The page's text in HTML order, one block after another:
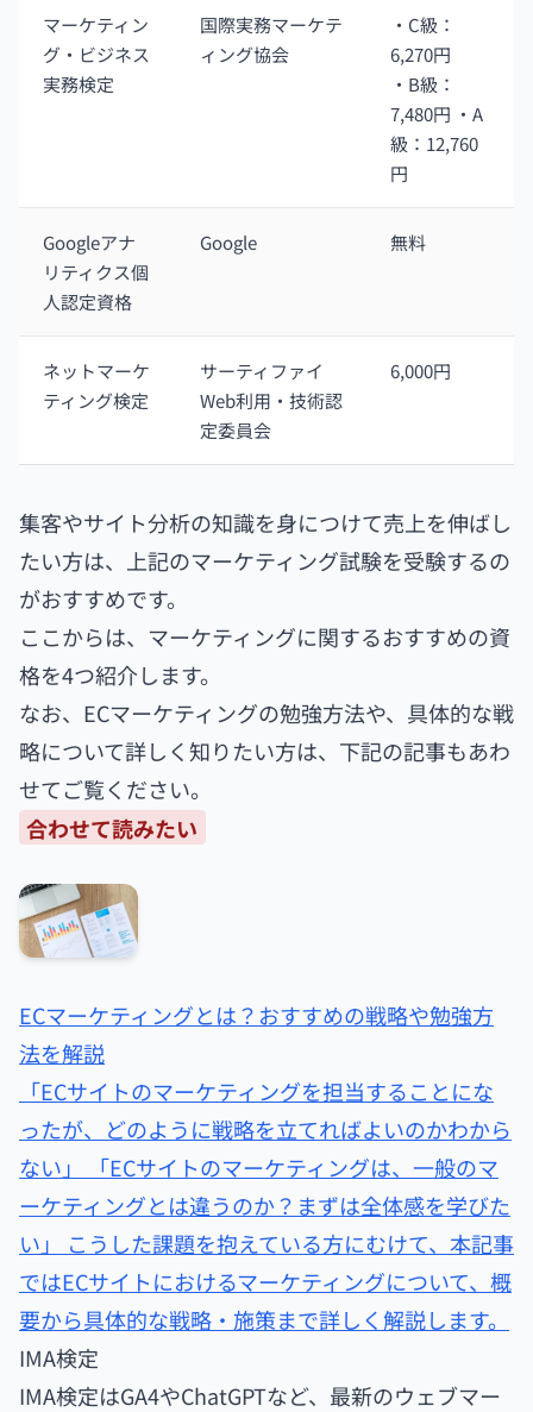
マーケティン
グ・ビジネス
実務検定
国際実務マーケテ
ィング協会
・C級：
6,270円
・B級：
7,480円 ・A
級：12,760
円
Googleアナ
リティクス個
人認定資格
Google 無料
ネットマーケ
ティング検定
サーティファイ
Web利用・技術認
定委員会
6,000円
集客やサイト分析の知識を身につけて売上を伸ばし
たい方は、上記のマーケティング試験を受験するの
がおすすめです。
ここからは、マーケティングに関するおすすめの資
格を4つ紹介します。
なお、ECマーケティングの勉強方法や、具体的な戦
略について詳しく知りたい方は、下記の記事もあわ
せてご覧ください。
合わせて読みたい
ECマーケティングとは？おすすめの戦略や勉強方
法を解説
「ECサイトのマーケティングを担当することにな
ったが、どのように戦略を立てればよいのかわから
ない」 「ECサイトのマーケティングは、一般のマ
ーケティングとは違うのか？まずは全体感を学びた
い」 こうした課題を抱えている方にむけて、本記事
ではECサイトにおけるマーケティングについて、概
要から具体的な戦略・施策まで詳しく解説します。
IMA検定
IMA検定はGA4やChatGPTなど、最新のウェブマー